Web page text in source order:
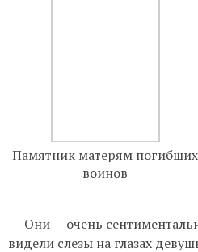
Памятник матерям погибших
воинов
Они — очень
видели слезы на глазах